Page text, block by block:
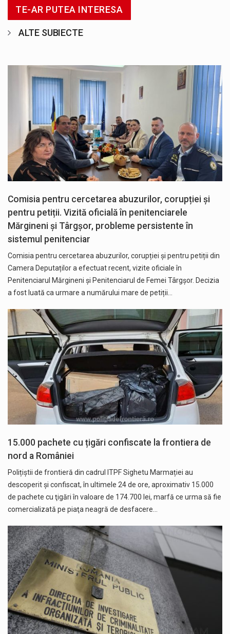
TE-AR PUTEA INTERESA
ALTE SUBIECTE
Comisia pentru cercetarea abuzurilor, corupției și
pentru petiții. Vizită oficială în penitenciarele
Mărgineni și Târgșor, probleme persistente în
sistemul penitenciar
Comisia pentru cercetarea abuzurilor, corupției și pentru petiții din
Camera Deputaților a efectuat recent, vizite oficiale în
Penitenciarul Mărgineni și Penitenciarul de Femei Târgșor. Decizia
a fost luată ca urmare a numărului mare de petiții…
15.000 pachete cu țigări confiscate la frontiera de
nord a României
Polițiștii de frontieră din cadrul ITPF Sighetu Marmației au
descoperit şi confiscat, în ultimele 24 de ore, aproximativ 15.000
de pachete cu ţigări în valoare de 174.700 lei, marfă ce urma să fie
comercializată pe piaţa neagră de desfacere…